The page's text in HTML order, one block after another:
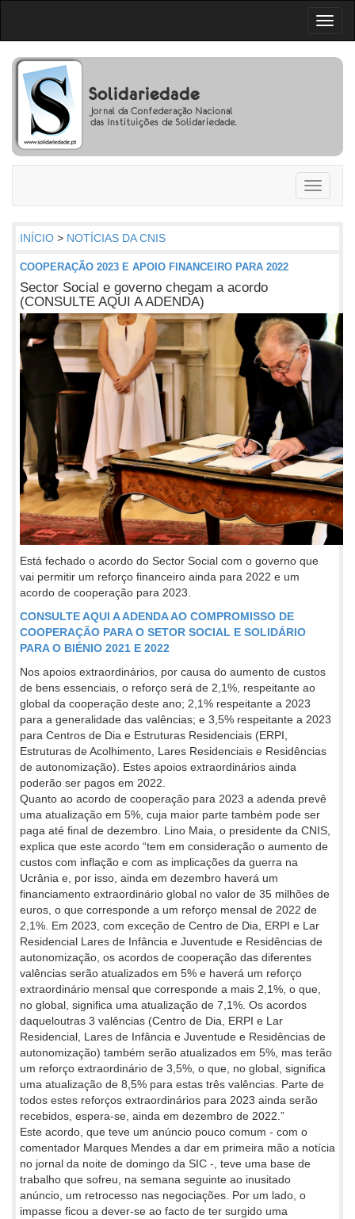
Toggle
INÍCIO > NOTÍCIAS DA CNIS
COOPERAÇÃO 2023 E APOIO FINANCEIRO PARA 2022
Sector Social e governo chegam a acordo
(CONSULTE AQUI A ADENDA)
Está fechado o acordo do Sector Social com o governo que
vai permitir um reforço financeiro ainda para 2022 e um
acordo de cooperação para 2023.
CONSULTE AQUI A ADENDA AO COMPROMISSO DE
COOPERAÇÃO PARA O SETOR SOCIAL E SOLIDÁRIO
PARA O BIÉNIO 2021 E 2022
Nos apoios extraordinários, por causa do aumento de custos
de bens essenciais, o reforço será de 2,1%, respeitante ao
global da cooperação deste ano; 2,1% respeitante a 2023
para a generalidade das valências; e 3,5% respeitante a 2023
para Centros de Dia e Estruturas Residenciais (ERPI,
Estruturas de Acolhimento, Lares Residenciais e Residências
de autonomização). Estes apoios extraordinários ainda
poderão ser pagos em 2022.
Quanto ao acordo de cooperação para 2023 a adenda prevê
uma atualização em 5%, cuja maior parte também pode ser
paga até final de dezembro. Lino Maia, o presidente da CNIS,
explica que este acordo “tem em consideração o aumento de
custos com inflação e com as implicações da guerra na
Ucrânia e, por isso, ainda em dezembro haverá um
financiamento extraordinário global no valor de 35 milhões de
euros, o que corresponde a um reforço mensal de 2022 de
2,1%. Em 2023, com exceção de Centro de Dia, ERPI e Lar
Residencial Lares de Infância e Juventude e Residências de
autonomização, os acordos de cooperação das diferentes
valências serão atualizados em 5% e haverá um reforço
extraordinário mensal que corresponde a mais 2,1%, o que,
no global, significa uma atualização de 7,1%. Os acordos
daqueloutras 3 valências (Centro de Dia, ERPI e Lar
Residencial, Lares de Infância e Juventude e Residências de
autonomização) também serão atualizados em 5%, mas terão
um reforço extraordinário de 3,5%, o que, no global, significa
uma atualização de 8,5% para estas três valências. Parte de
todos estes reforços extraordinários para 2023 ainda serão
recebidos, espera-se, ainda em dezembro de 2022.”
Este acordo, que teve um anúncio pouco comum - com o
comentador Marques Mendes a dar em primeira mão a notícia
no jornal da noite de domingo da SIC -, teve uma base de
trabalho que sofreu, na semana seguinte ao inusitado
anúncio, um retrocesso nas negociações. Por um lado, o
impasse ficou a dever-se ao facto de ter surgido uma